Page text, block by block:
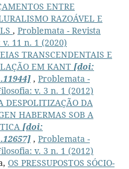
ENTRE
RAZOÁVEL E
, Problemata - Revista
11 n. 1 (2020)
TRANSCENDENTAIS E
EM KANT [doi:
, Problemata -
v. 3 n. 1 (2012)
DESPOLITIZAÇÃO DA
HABERMAS SOB A
[doi:
, Problemata -
v. 3 n. 1 (2012)
OS PRESSUPOSTOS SÓCIO-